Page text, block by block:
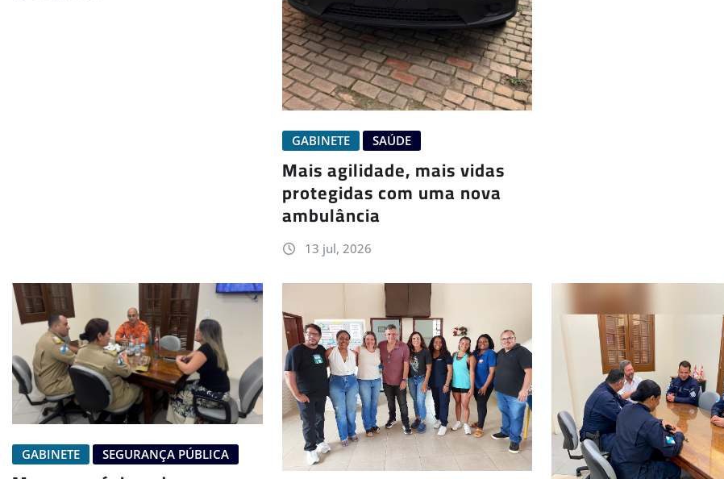
GABINETE SAÚDE
Mais agilidade, mais vidas
protegidas com uma nova
ambulância
13 jul, 2026
GABINETE SEGURANÇA PÚBLICA